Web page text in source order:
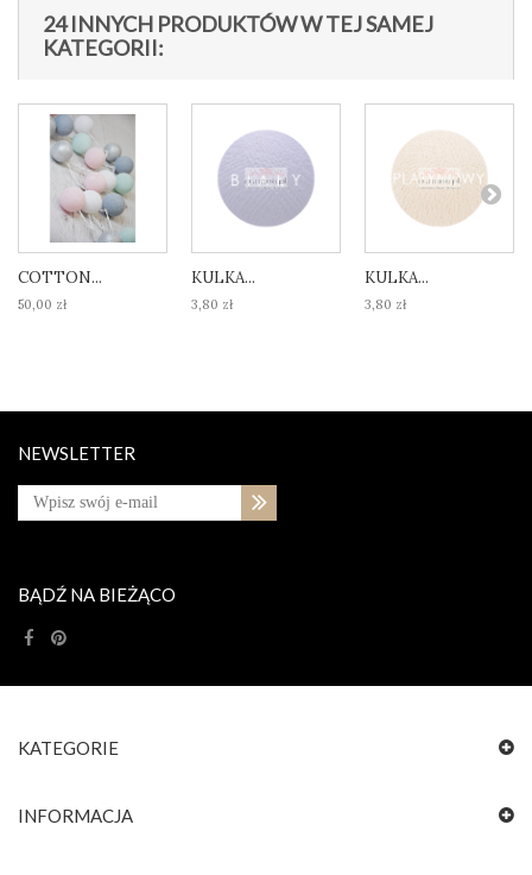
24 INNYCH PRODUKTÓW W TEJ SAMEJ
KATEGORII:
COTTON...
50,00 zł
KULKA...
3,80 zł
KULKA...
3,80 zł
NEWSLETTER
BĄDŹ NA BIEŻĄCO
KATEGORIE
INFORMACJA